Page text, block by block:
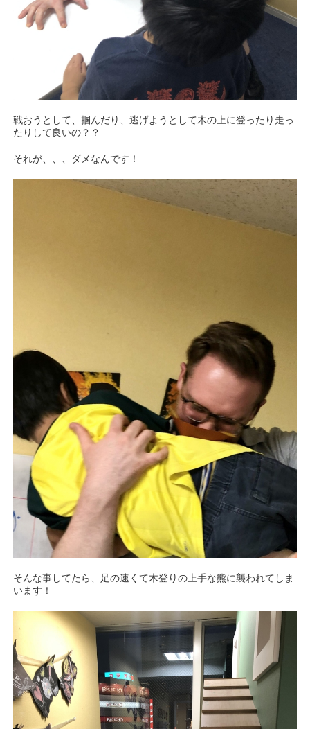
戦おうとして、掴んだり、逃げようとして木の上に登ったり走っ
たりして良いの？？
それが、、、ダメなんです！
そんな事してたら、足の速くて木登りの上手な熊に襲われてしま
います！